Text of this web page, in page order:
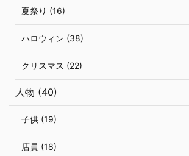
夏祭り (16)
ハロウィン (38)
クリスマス (22)
人物 (40)
子供 (19)
店員 (18)